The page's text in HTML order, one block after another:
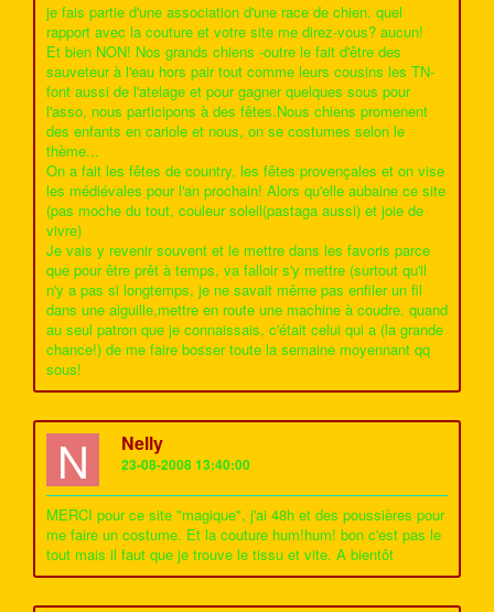
je fais partie d'une association d'une race de chien. quel
rapport avec la couture et votre site me direz-vous? aucun!
Et bien NON! Nos grands chiens -outre le fait d'être des
sauveteur à l'eau hors pair tout comme leurs cousins les TN-
font aussi de l'atelage et pour gagner quelques sous pour
l'asso, nous participons à des fêtes.Nous chiens promenent
des enfants en cariole et nous, on se costumes selon le
thème...
On a fait les fêtes de country, les fêtes provençales et on vise
les médiévales pour l'an prochain! Alors qu'elle aubaine ce site
(pas moche du tout, couleur soleil(pastaga aussi) et joie de
vivre)
Je vais y revenir souvent et le mettre dans les favoris parce
que pour être prêt à temps, va falloir s'y mettre (surtout qu'il
n'y a pas si longtemps, je ne savait même pas enfiler un fil
dans une aiguille,mettre en route une machine à coudre. quand
au seul patron que je connaissais, c'était celui qui a (la grande
chance!) de me faire bosser toute la semaine moyennant qq
sous!
N Nelly
23-08-2008 13:40:00
MERCI pour ce site "magique", j'ai 48h et des poussières pour
me faire un costume. Et la couture hum!hum! bon c'est pas le
tout mais il faut que je trouve le tissu et vite. A bientôt